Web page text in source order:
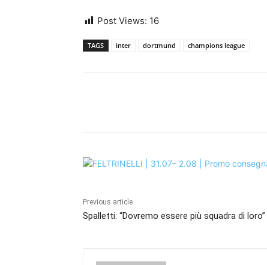
Post Views: 16
TAGS inter dortmund champions league
Previous article
Spalletti: “Dovremo essere più squadra di loro”